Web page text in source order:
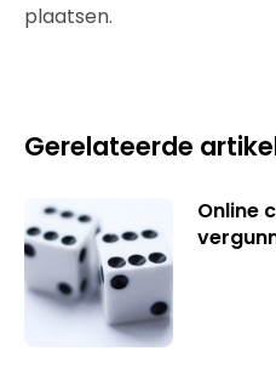
plaatsen.
Gerelateerde
Online